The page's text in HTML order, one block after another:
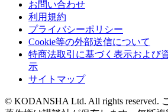
お問い合わせ
利用規約
プライバシーポリシー
Cookie等の外部送信について
特商法取引に基づく表示および
示
サイトマップ
© KODANSHA Ltd. All rights reserved.